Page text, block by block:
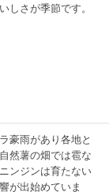
しさが季節です。
豪雨があり各地と
然薯の畑では雹な
ンジンは育たない
が出始めていま